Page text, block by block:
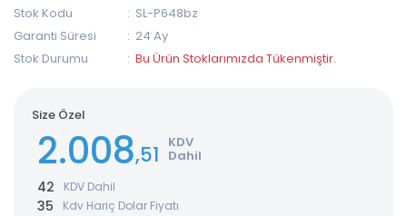
Stok Kodu
SL-P648bz
Garanti Süresi
24 Ay
Stok Durumu
Bu Ürün Stoklarımızda Tükenmiştir.
Size Özel
2.008,51 KDV
Dahil
42 KDV Dahil
35 Kdv Hariç Dolar Fiyatı